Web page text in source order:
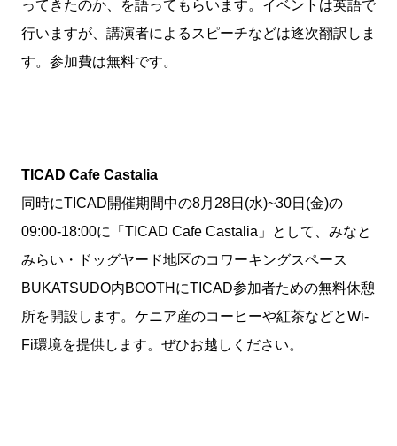
ってきたのか、を語ってもらいます。イベントは英語で
行いますが、講演者によるスピーチなどは逐次翻訳しま
す。参加費は無料です。
TICAD Cafe Castalia
同時にTICAD開催期間中の8月28日(水)~30日(金)の
09:00-18:00に「TICAD Cafe Castalia」として、みなと
みらい・ドッグヤード地区のコワーキングスペース
BUKATSUDO内BOOTHにTICAD参加者ための無料休憩
所を開設します。ケニア産のコーヒーや紅茶などとWi-
Fi環境を提供します。ぜひお越しください。